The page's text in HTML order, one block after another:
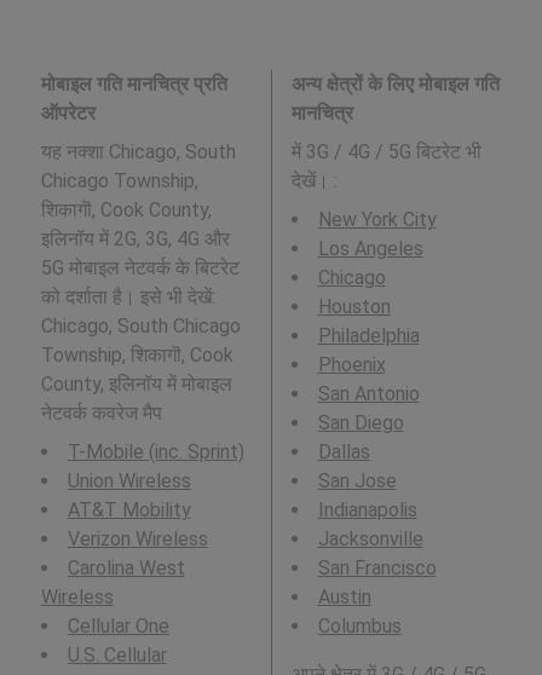
मोबाइल गति मानचित्र प्रति
ऑपरेटर
यह नक्शा Chicago, South
Chicago Township,
शिकागॊ, Cook County,
इलिनॉय में 2G, 3G, 4G और
5G मोबाइल नेटवर्क के बिटरेट
को दर्शाता है। इसे भी देखें:
Chicago, South Chicago
Township, शिकागॊ, Cook
County, इलिनॉय में मोबाइल
नेटवर्क कवरेज मैप
T-Mobile (inc. Sprint)
Union Wireless
AT&T Mobility
Verizon Wireless
Carolina West
Wireless
Cellular One
U.S. Cellular
अन्य क्षेत्रों के लिए मोबाइल गति
मानचित्र
में 3G / 4G / 5G बिटरेट भी
देखें। :
New York City
Los Angeles
Chicago
Houston
Philadelphia
Phoenix
San Antonio
San Diego
Dallas
San Jose
Indianapolis
Jacksonville
San Francisco
Austin
Columbus